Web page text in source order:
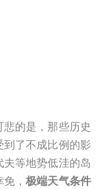
的是，那些历史
了不成比例的影
等地势低洼的岛
免，极端天气条件